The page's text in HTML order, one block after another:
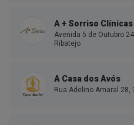
A + Sorriso
Avenida 5 de Outubro
Ribatejo
A Casa dos Avós
Rua Adelino Amaral 28,